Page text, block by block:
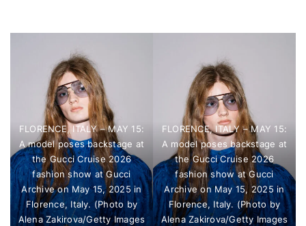
FLORENCE, ITALY – MAY 15:
A model poses backstage at
the Gucci Cruise 2026
fashion show at Gucci
Archive on May 15, 2025 in
Florence, Italy. (Photo by
Alena Zakirova/Getty Images
FLORENCE, ITALY – MAY 15:
A model poses backstage at
the Gucci Cruise 2026
fashion show at Gucci
Archive on May 15, 2025 in
Florence, Italy. (Photo by
Alena Zakirova/Getty Images